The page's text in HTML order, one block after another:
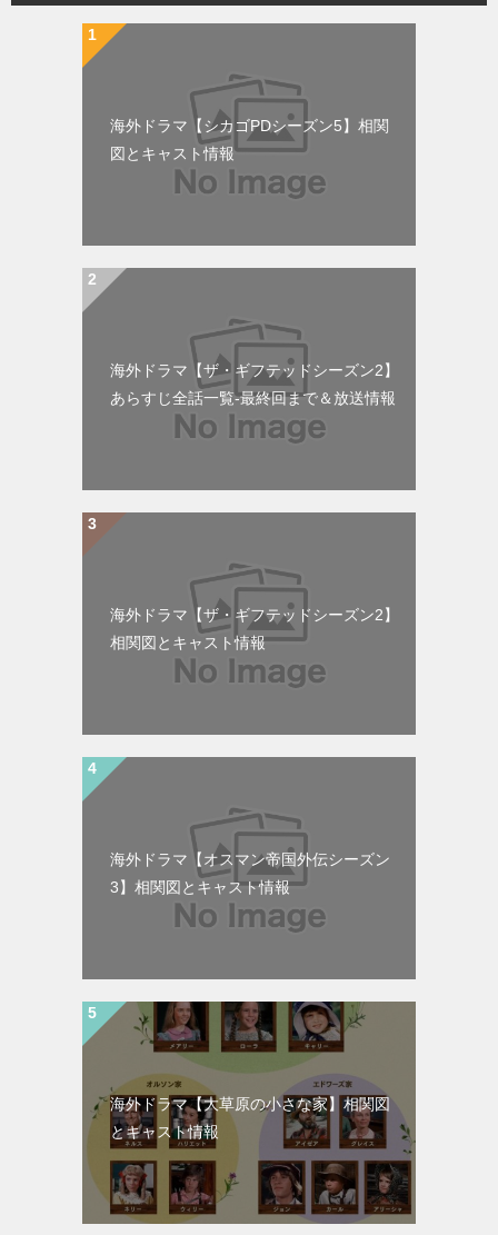
海外ドラマ【シカゴPDシーズン5】相関
図とキャスト情報
海外ドラマ【ザ・ギフテッドシーズン2】
あらすじ全話一覧-最終回まで＆放送情報
海外ドラマ【ザ・ギフテッドシーズン2】
相関図とキャスト情報
海外ドラマ【オスマン帝国外伝シーズン
3】相関図とキャスト情報
海外ドラマ【大草原の小さな家】相関図
とキャスト情報